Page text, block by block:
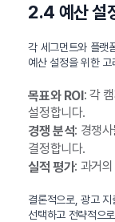
2.4 예산 설
각 세그먼트와 플랫
예산 설정을 위한
목표와 ROI: 각
설정합니다.
경쟁 분석: 경쟁
결정합니다.
실적 평가: 과거
결론적으로, 광고 지
선택하고 전략적으